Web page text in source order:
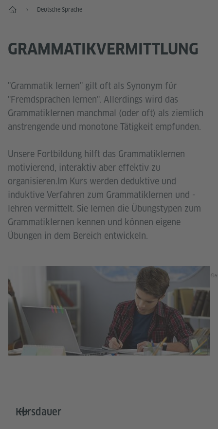
Start Deutsche Sprache
GRAMMATIKVERMITTLUNG
"Grammatik lernen" gilt oft als Synonym für
"Fremdsprachen lernen". Allerdings wird das
Grammatiklernen manchmal (oder oft) als ziemlich
anstrengende und monotone Tätigkeit empfunden.
Unsere Fortbildung hilft das Grammatiklernen
motivierend, interaktiv aber effektiv zu
organisieren.Im Kurs werden deduktive und
induktive Verfahren zum Grammatiklernen und -
lehren vermittelt. Sie lernen die Übungstypen zum
Grammatiklernen kennen und können eigene
Übungen in dem Bereich entwickeln.
Kursdauer